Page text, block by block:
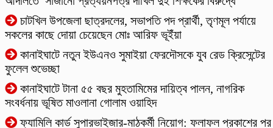
চাটখিল উপজেলা ছাত্রদলের, সভাপতি পদ প্রার্থী, তৃণমূল পর্যায়ে
সকলের কাছে দোয়া চেয়েছেন মোঃ আরিফ ভূইঁয়া
কানাইঘাটে নতুন ইউএনও সুমাইয়া ফেরদৌসকে যুব রেড ক্রিসেন্টের
ফুলেল শুভেচ্ছা
কানাইঘাটে টানা ৫৫ বছর মুহতামিমের দায়িত্ব পালন, নাগরিক
সংবর্ধনায় ভূষিত মাওলানা গোলাম ওয়াহিদ
ফ্যামিলি কার্ড সুপারভাইজার-মাঠকর্মী নিয়োগ: ফলাফল প্রকাশের পর